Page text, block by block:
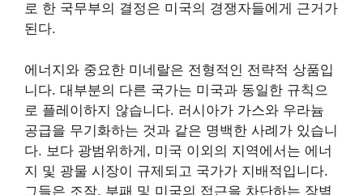
로 한 국무부의 결정은 미국의 경쟁자들에게 근거가
된다.
에너지와 중요한 미네랄은 전형적인 전략적 상품입
니다. 대부분의 다른 국가는 미국과 동일한 규칙으
로 플레이하지 않습니다. 러시아가 가스와 우라늄
공급을 무기화하는 것과 같은 명백한 사례가 있습니
다. 보다 광범위하게, 미국 이외의 지역에서는 에너
지 및 광물 시장이 규제되고 국가가 지배적입니다.
그들은 조작, 부패 및 미국의 접근을 차단하는 장벽